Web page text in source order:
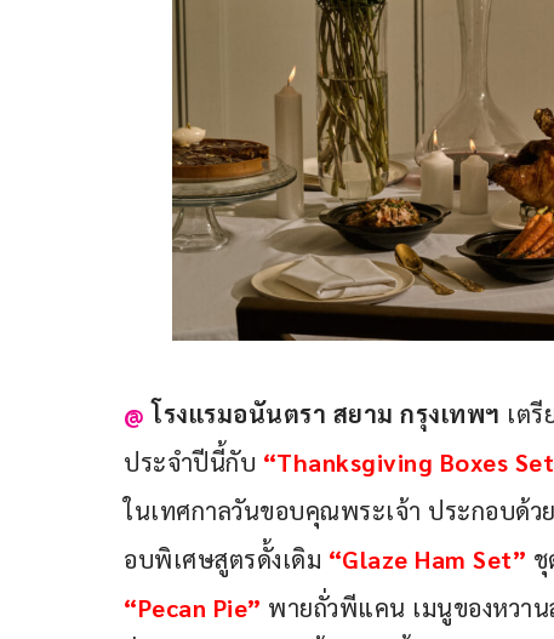
@ โรงแรมอนันตรา สยาม กรุงเทพฯ เต
ประจำปีนี้กับ “Thanksgiving Boxes
ในเทศกาลวันขอบคุณพระเจ้า ประกอบด้ว
อบพิเศษสูตรดั้งเดิม “Glaze Ham Set”
“Pecan Pie” พายถั่วพีแคน เมนูของหวา